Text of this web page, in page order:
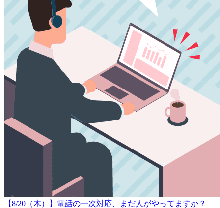
【8/20（木）】電話の一次対応、まだ人がやってますか？